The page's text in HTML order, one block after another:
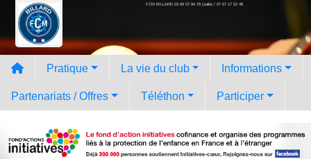
FCM BILLARD 03 69 07 84 78 (salle) / 07 67 17 52 49
Pratique La vie du club Informations
Partenariats / Offres Téléthon Participer
Panneau de gestion des cookies